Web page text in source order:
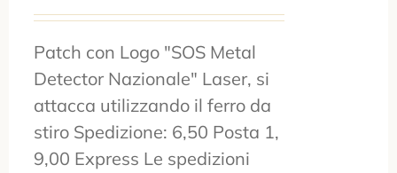
Patch con Logo "SOS Metal
Detector Nazionale" Laser, si
attacca utilizzando il ferro da
stiro Spedizione: 6,50 Posta 1,
9,00 Express Le spedizioni